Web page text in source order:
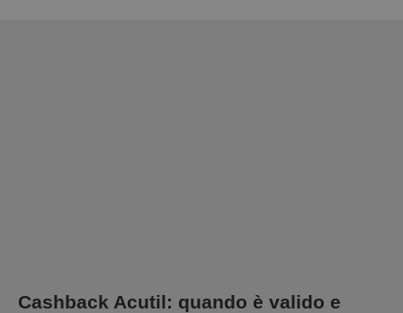
Cashback Acutil: quando è valido e